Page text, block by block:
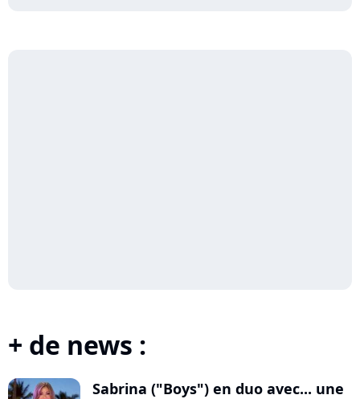
+ de news :
Sabrina ("Boys") en duo avec... une